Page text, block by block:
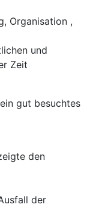
Organisation ,
und
Zeit
gut besuchtes
den
der